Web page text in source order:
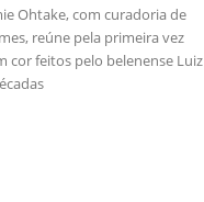
Ohtake, com curadoria de
reúne pela primeira vez
cor feitos pelo belenense Luiz